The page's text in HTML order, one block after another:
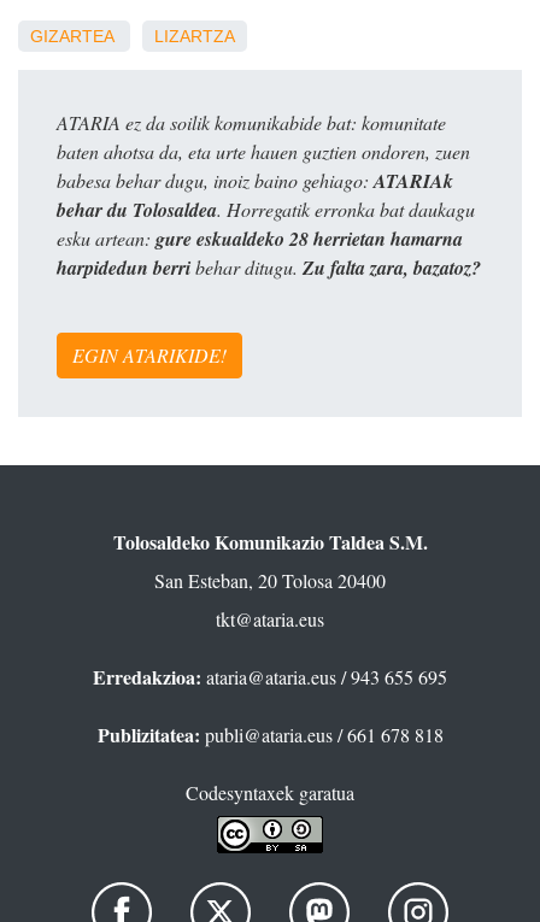
GIZARTEA LIZARTZA
ATARIA ez da soilik komunikabide bat: komunitate
baten ahotsa da, eta urte hauen guztien ondoren, zuen
babesa behar dugu, inoiz baino gehiago:ATARIAk
behar du Tolosaldea. Horregatik erronka bat daukagu
esku artean: gure eskualdeko 28 herrietan hamarna
harpidedun berribehar ditugu. Zu falta zara, bazatoz?
EGIN ATARIKIDE!
Tolosaldeko Komunikazio Taldea S.M.
San Esteban, 20 Tolosa 20400
tkt@ataria.eus
Erredakzioa: ataria@ataria.eus/ 943 655 695
Publizitatea: publi@ataria.eus/ 661 678 818
Codesyntaxek garatua